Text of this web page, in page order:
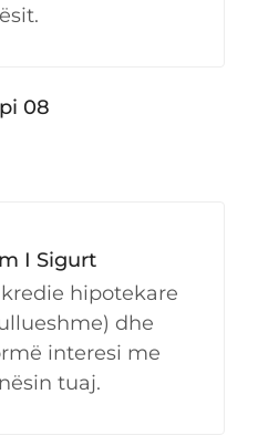
08
I Sigurt
hipotekare
dhe
interesi me
tuaj.